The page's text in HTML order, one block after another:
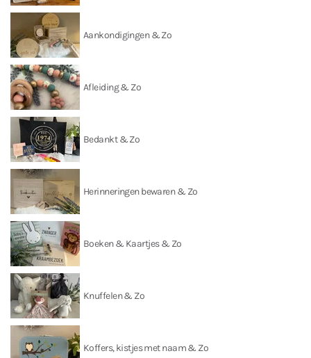
Aankondigingen & Zo
Afleiding & Zo
Bedankt & Zo
Herinneringen bewaren & Zo
Boeken & Kaartjes & Zo
Knuffelen & Zo
Koffers, kistjes met naam & Zo